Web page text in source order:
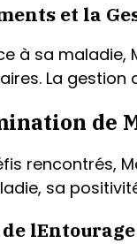
et la
à sa maladie,
La
de
rencontrés,
sa
lEntourage